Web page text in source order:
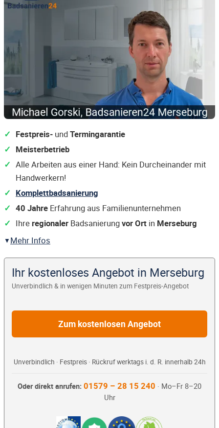
Festpreis- undTermingarantie
Meisterbetrieb
Alle Arbeiten aus einer Hand: Kein Durcheinander mit
Handwerkern!
Komplettbadsanierung
40 Jahre Erfahrung aus Familienunternehmen
Ihre regionaler Badsanierungvor Ort in Merseburg
Mehr Infos
Ihr kostenloses Angebot in Merseburg
Unverbindlich & in wenigen Minuten zum Festpreis-Angebot
Zum kostenlosen Angebot
Unverbindlich · Festpreis · Rückruf werktags i. d. R. innerhalb 24h
Oder direkt anrufen: 01579 – 28 15 240 · Mo–Fr 8–20
Uhr